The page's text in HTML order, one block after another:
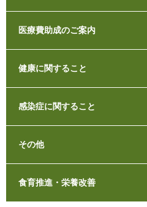
医療費助成のご案内
健康に関すること
感染症に関すること
その他
食育推進・栄養改善